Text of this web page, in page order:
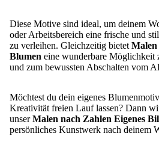
Diese Motive sind ideal, um deinem
oder Arbeitsbereich eine frische und
zu verleihen. Gleichzeitig bietetMalen
Blumen eine wunderbare Möglichkeit
und zum bewussten Abschalten vom
Möchtest du dein eigenes
Kreativität freien Lauf lassen? Dann
unserMalen nach Zahlen Eigenes
persönliches Kunstwerk nach deinem